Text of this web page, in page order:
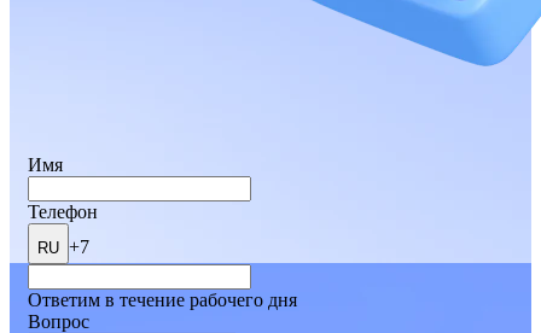
Имя
Телефон
RU +7
Ответим в течение рабочего дня
Вопрос